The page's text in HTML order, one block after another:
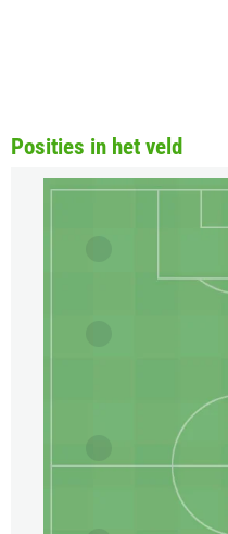
Posities in het veld